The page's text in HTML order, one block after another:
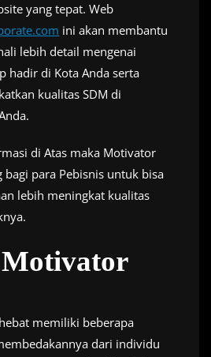
yang tepat. Web
ini akan membantu
lebih detail mengenai
hadir di Kota Anda serta
kualitas SDM di
di Atas maka Motivator
para Pebisnis untuk bisa
lebih meningkat kualitas
memiliki beberapa
dari individu